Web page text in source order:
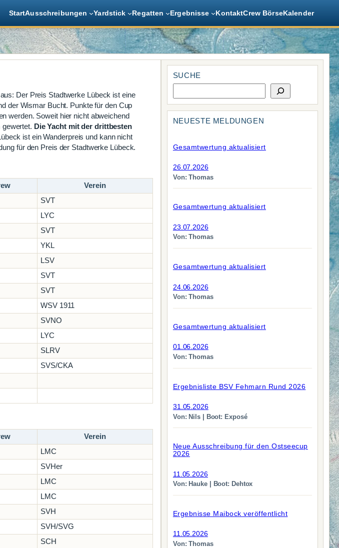
StartAusschreibungen Yardstick Regatten Ergebnisse KontaktCrew BörseKalender
SUCHE
u
c
h
NEUESTE MELDUNGEN
Gesamtwertung aktualisiert
26.07.2026
Von: Thomas
Gesamtwertung aktualisiert
23.07.2026
Von: Thomas
Gesamtwertung aktualisiert
24.06.2026
Von: Thomas
Gesamtwertung aktualisiert
01.06.2026
Von: Thomas
Ergebnisliste BSV Fehmarn Rund 2026
31.05.2026
Von: Nils | Boot: Exposé
Neue Ausschreibung für den Ostseecup
2026
11.05.2026
Von: Hauke | Boot: Dehtox
Ergebnisse Maibock veröffentlicht
11.05.2026
Von: Thomas
Der Preis Stadtwerke Lübeck ist eine
der Wismar Bucht. Punkte für den Cup
werden. Soweit hier nicht abweichend
Die Yacht mit der drittbesten
ist ein Wanderpreis und kann nicht
für den Preis der Stadtwerke Lübeck.
Verein
SVT
LYC
SVT
YKL
LSV
SVT
SVT
WSV 1911
SVNO
LYC
SLRV
SVS/CKA
Verein
LMC
SVHer
LMC
LMC
SVH
SVH/SVG
SCH